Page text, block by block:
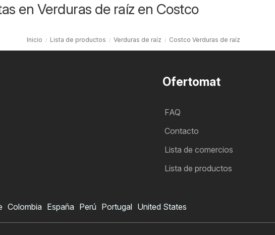
en Verduras de raíz en Costco
Inicio Lista de productos Verduras de raíz Costco Verduras de raíz
Ofertomat
FAQ
Contacto
Lista de comercios
Lista de productos
Colombia España Perú Portugal United States